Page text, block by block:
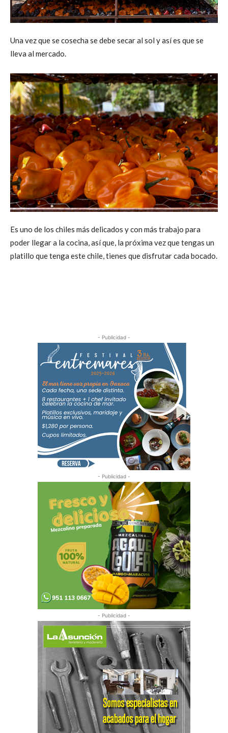
Una vez que se cosecha se debe secar al sol y así es que se
lleva al mercado.
Es uno de los chiles más delicados y con más trabajo para
poder llegar a la cocina, así que, la próxima vez que tengas un
platillo que tenga este chile, tienes que disfrutar cada bocado.
- Publicidad -
- Publicidad -
- Publicidad -